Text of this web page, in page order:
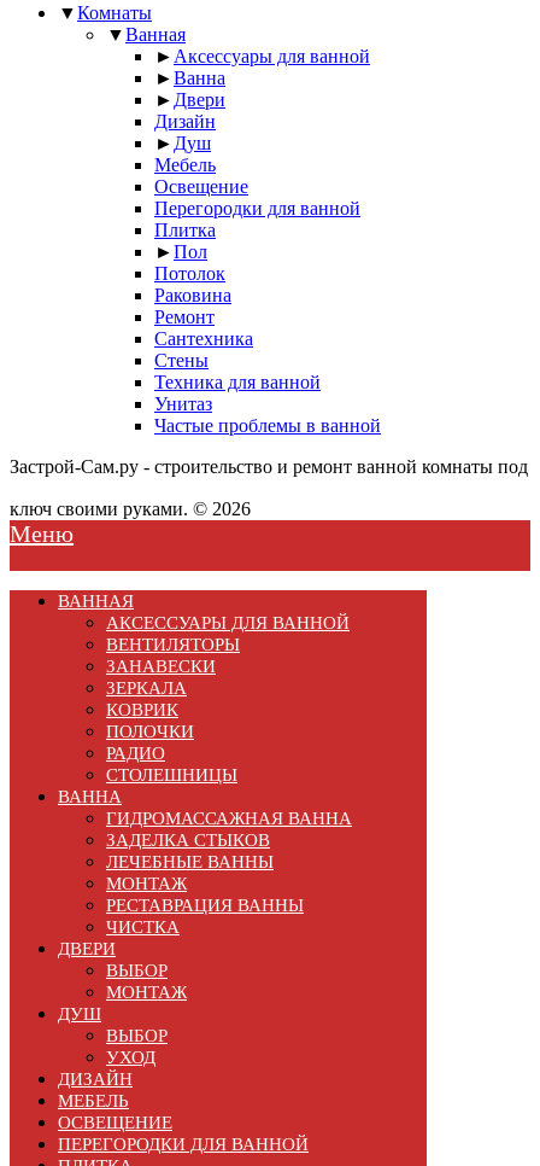
▼Комнаты
▼Ванная
► Аксессуары для ванной
►Ванна
► Двери
Дизайн
► Душ
Мебель
Освещение
Перегородки для ванной
Плитка
►Пол
Потолок
Раковина
Ремонт
Сантехника
Стены
Техника для ванной
Унитаз
Частые проблемы в ванной
Застрой-Сам.ру - строительство и ремонт ванной комнаты под
ключ своими руками. © 2026
Меню
ВАННАЯ
АКСЕССУАРЫ ДЛЯ ВАННОЙ
ВЕНТИЛЯТОРЫ
ЗАНАВЕСКИ
ЗЕРКАЛА
КОВРИК
ПОЛОЧКИ
РАДИО
СТОЛЕШНИЦЫ
ВАННА
ГИДРОМАССАЖНАЯ ВАННА
ЗАДЕЛКА СТЫКОВ
ЛЕЧЕБНЫЕ ВАННЫ
МОНТАЖ
РЕСТАВРАЦИЯ ВАННЫ
ЧИСТКА
ДВЕРИ
ВЫБОР
МОНТАЖ
ДУШ
ВЫБОР
УХОД
ДИЗАЙН
МЕБЕЛЬ
ОСВЕЩЕНИЕ
ПЕРЕГОРОДКИ ДЛЯ ВАННОЙ